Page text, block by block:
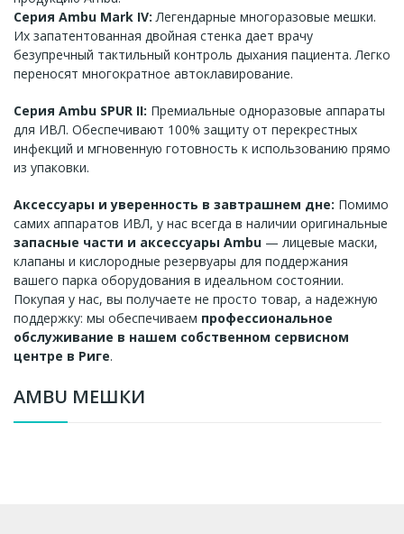
AMBU МЕШКИ
Серия Ambu Mark IV: Легендарные многоразовые мешки.
Их запатентованная двойная стенка дает врачу
безупречный тактильный контроль дыхания пациента. Легко
переносят многократное автоклавирование.
Серия Ambu SPUR II: Премиальные одноразовые аппараты
для ИВЛ. Обеспечивают 100% защиту от перекрестных
инфекций и мгновенную готовность к использованию прямо
из упаковки.
Аксессуары и уверенность в завтрашнем дне: Помимо
самих аппаратов ИВЛ, у нас всегда в наличии оригинальные
запасные части и аксессуары Ambu — лицевые маски,
клапаны и кислородные резервуары для поддержания
вашего парка оборудования в идеальном состоянии.
Покупая у нас, вы получаете не просто товар, а надежную
поддержку: мы обеспечиваем профессиональное
обслуживание в нашем собственном сервисном
центре в Риге.